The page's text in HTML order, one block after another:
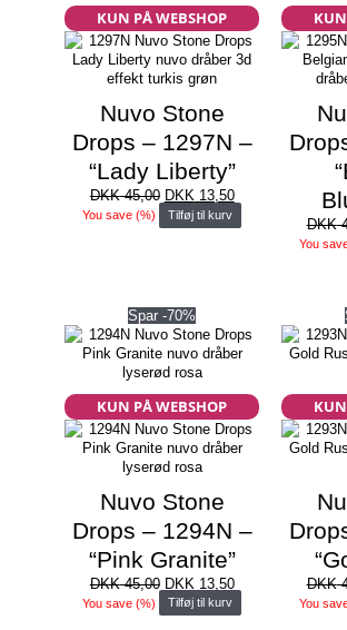
KUN PÅ WEBSHOP
Nuvo Stone
Drops – 1297N –
“Lady Liberty”
DKK45,00 Den
oprindelige
pris
DKK13,50Den
pris
You save(%) Tilføj til kurv
DKK
You
Spar -70%
KUN PÅ WEBSHOP
Nuvo Stone
Drops – 1294N –
“Pink Granite”
DKK45,00 Den
oprindelige
pris
DKK 13,50Den
pris
You save(%) Tilføj til kurv
DKK
You